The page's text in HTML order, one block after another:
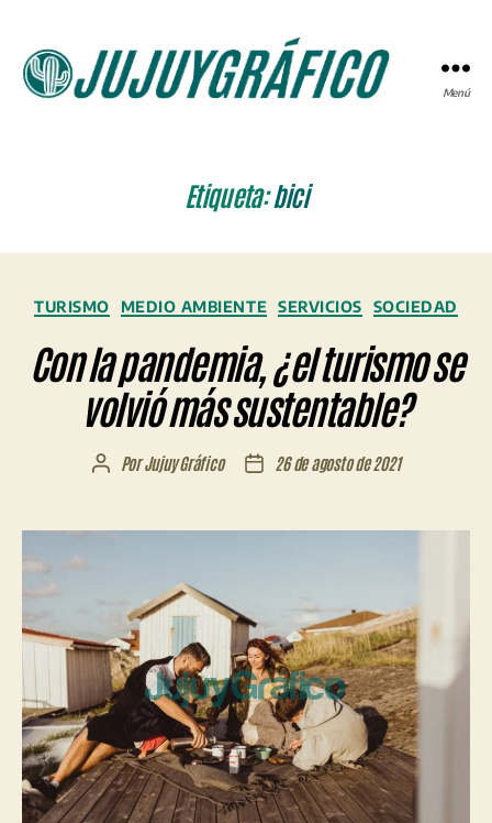
Menú
Etiqueta:bici
Categorías
TURISMO MEDIO AMBIENTE SERVICIOS SOCIEDAD
Con la pandemia, ¿el turismo se
volvió más sustentable?
Autor
entrada
PorJujuy Gráfico
Fecha
entrada
26 de agosto de 2021